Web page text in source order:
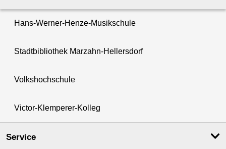
Hans-Werner-Henze-Musikschule
Stadtbibliothek Marzahn-Hellersdorf
Volkshochschule
Victor-Klemperer-Kolleg
Service